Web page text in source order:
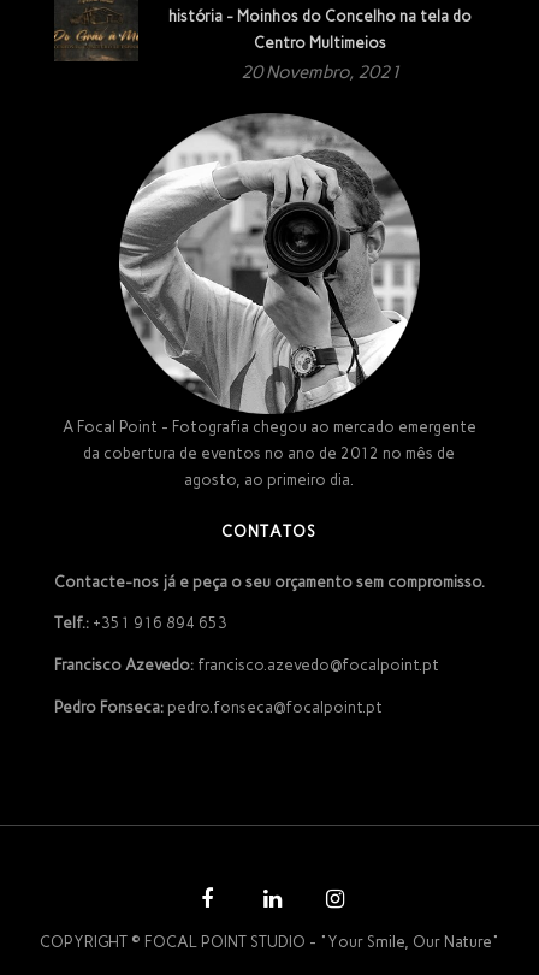
história - Moinhos do Concelho na tela do
Centro Multimeios
20 Novembro, 2021
A Focal Point - Fotografia chegou ao mercado emergente
da cobertura de eventos no ano de 2012 no mês de
agosto, ao primeiro dia.
CONTATOS
Contacte-nos já e peça o seu orçamento sem compromisso.
Telf.:+351 916 894 653
Francisco Azevedo:francisco.azevedo@focalpoint.pt
Pedro Fonseca:pedro.fonseca@focalpoint.pt
COPYRIGHT © FOCAL POINT STUDIO - "Your Smile, Our Nature"